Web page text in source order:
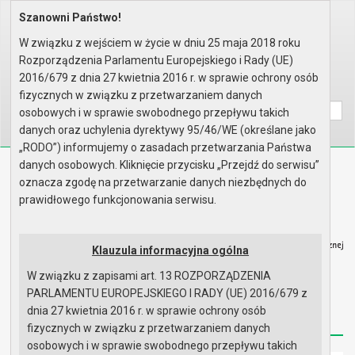
Home Organy Rada Miejska
Rok 2018 - posiedzenia
Posiedzenie z dnia 11.12.2018
Porządek obrad
Wyszukaj na stronie:
AAA
Biuletyn Informacji Publicznej
Urząd Miasta i Gminy w Gryfinie
Strona główna Mapa serwisu Aktualności
Redakcja Instrukcja korzystania Dostępność
Szanowni Państwo!
W związku z wejściem w życie w dniu 25 maja 2018 roku
Rozporządzenia Parlamentu Europejskiego i Rady (UE)
2016/679 z dnia 27 kwietnia 2016 r. w sprawie ochrony osób
fizycznych w związku z przetwarzaniem danych
osobowych i w sprawie swobodnego przepływu takich
danych oraz uchylenia dyrektywy 95/46/WE (określane jako
„RODO”) informujemy o zasadach przetwarzania Państwa
danych osobowych. Kliknięcie przycisku „Przejdź do serwisu”
oznacza zgodę na przetwarzanie danych niezbędnych do
prawidłowego funkcjonowania serwisu.
Klauzula informacyjna ogólna
W związku z zapisami art. 13 ROZPORZĄDZENIA
PARLAMENTU EUROPEJSKIEGO I RADY (UE) 2016/679 z
dnia 27 kwietnia 2016 r. w sprawie ochrony osób
fizycznych w związku z przetwarzaniem danych
osobowych i w sprawie swobodnego przepływu takich